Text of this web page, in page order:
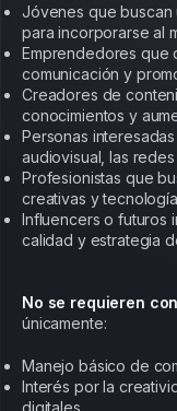
Jóvenes que buscan
para incorporarse al
Emprendedores que
comunicación y
Creadores de
conocimientos y
Personas
audiovisual, las
Profesionistas que
creativas y
Influencers o futuros
calidad y estrategia
No se requieren
únicamente:
Manejo básico de
Interés por la
digitales.